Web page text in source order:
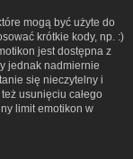
mogą być użyte do
krótkie kody, np. :)
jest dostępna z
jednak nadmiernie
się nieczytelny i
usunięciu całego
limit emotikon w